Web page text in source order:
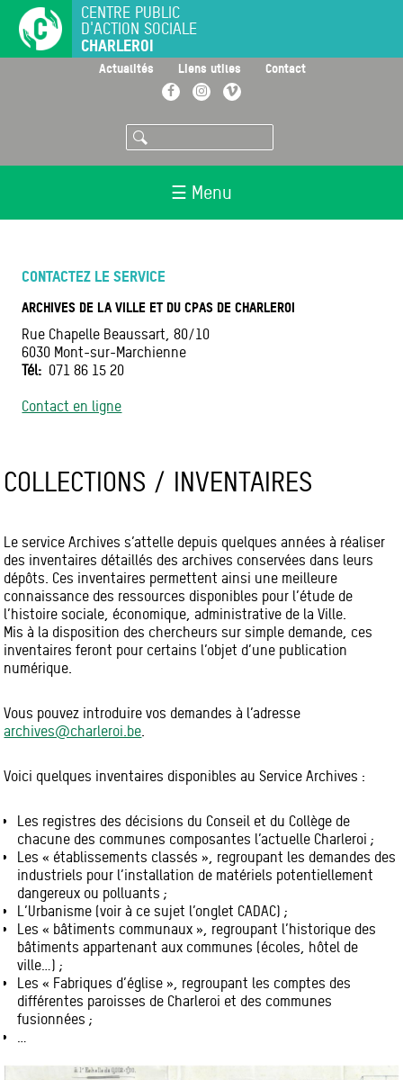
principal
CENTRE PUBLIC
D'ACTION SOCIALE
CHARLEROI
Actualités Liens utiles Contact
FacebookInstagramVimeo
Rechercher
☰ Menu
CONTACTEZ LE SERVICE
ARCHIVES DE LA VILLE ET DU CPAS DE CHARLEROI
Rue Chapelle Beaussart, 80/10
6030 Mont-sur-Marchienne
Tél
071 86 15 20
Contact en ligne
COLLECTIONS / INVENTAIRES
Le service Archives s’attelle depuis quelques années à réaliser
des inventaires détaillés des archives conservées dans leurs
dépôts. Ces inventaires permettent ainsi une meilleure
connaissance des ressources disponibles pour l’étude de
l’histoire sociale, économique, administrative de la Ville.
Mis à la disposition des chercheurs sur simple demande, ces
inventaires feront pour certains l’objet d’une publication
numérique.
Vous pouvez introduire vos demandes à l’adresse
archives@charleroi.be.
Voici quelques inventaires disponibles au Service Archives :
Les registres des décisions du Conseil et du Collège de
chacune des communes composantes l’actuelle Charleroi ;
Les « établissements classés », regroupant les demandes des
industriels pour l’installation de matériels potentiellement
dangereux ou polluants ;
L’Urbanisme (voir à ce sujet l’onglet CADAC) ;
Les « bâtiments communaux », regroupant l’historique des
bâtiments appartenant aux communes (écoles, hôtel de
ville…) ;
Les « Fabriques d’église », regroupant les comptes des
différentes paroisses de Charleroi et des communes
fusionnées ;
…